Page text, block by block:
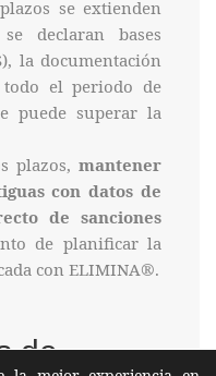
se extienden
declaran bases
la documentación
todo el periodo de
puede superar la
plazos, mantener
con datos de
de sanciones
de planificar la
con ELIMINA®.
de